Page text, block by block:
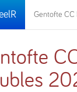
Gentofte CC